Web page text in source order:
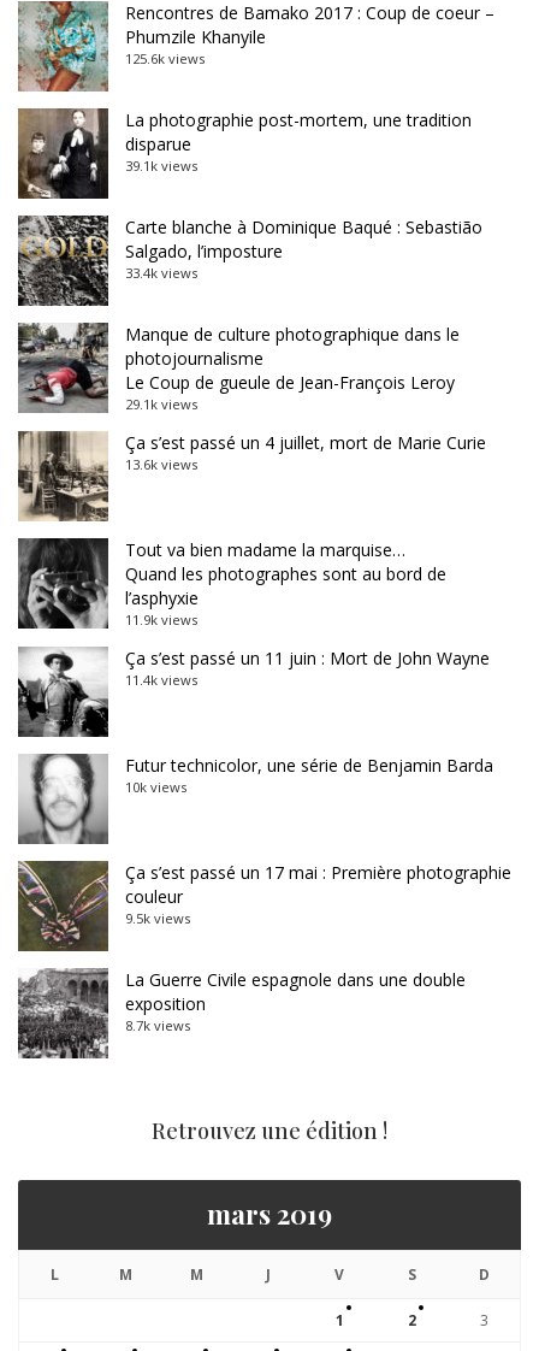
Rencontres de Bamako 2017 : Coup de coeur –
Phumzile Khanyile
125.6k views
La photographie post-mortem, une tradition
disparue
39.1k views
Carte blanche à Dominique Baqué : Sebastião
Salgado, l’imposture
33.4k views
Manque de culture photographique dans le
photojournalisme
Le Coup de gueule de Jean-François Leroy
29.1k views
Ça s’est passé un 4 juillet, mort de Marie Curie
13.6k views
Tout va bien madame la marquise…
Quand les photographes sont au bord de
l’asphyxie
11.9k views
Ça s’est passé un 11 juin : Mort de John Wayne
11.4k views
Futur technicolor, une série de Benjamin Barda
10k views
Ça s’est passé un 17 mai : Première photographie
couleur
9.5k views
La Guerre Civile espagnole dans une double
exposition
8.7k views
Retrouvez une édition !
mars 2019
L M M J V S D
1 2 3